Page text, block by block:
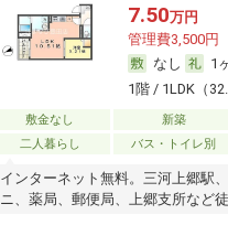
7.50万円
管理費3,500円
なし
1
1階 / 1LDK（
敷金なし 新築
二人暮らし
バス・トイレ別
インターネット無料。三河上郷駅
ニ、薬局、郵便局、上郷支所など徒